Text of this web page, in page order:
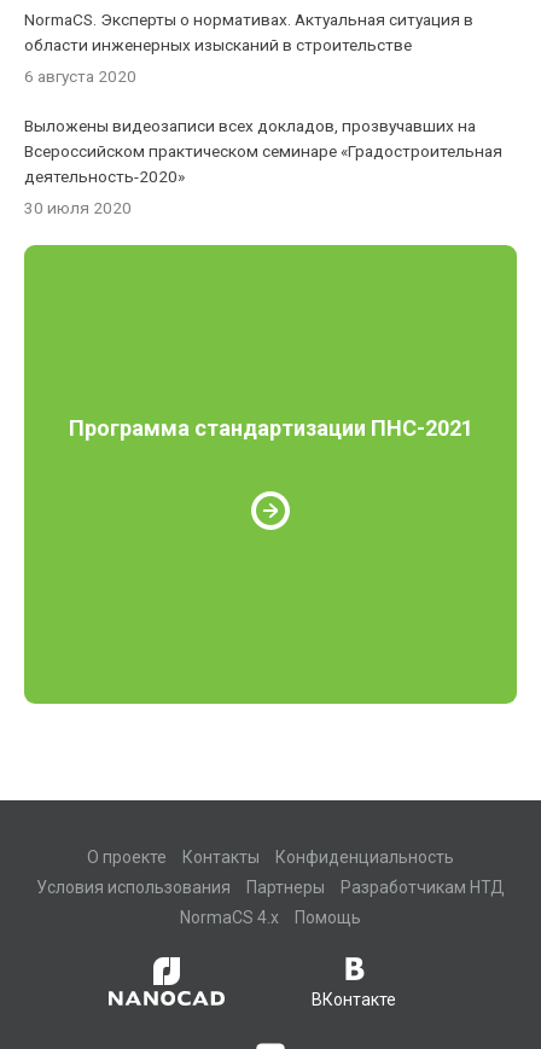
NormaCS. Эксперты о нормативах. Актуальная ситуация в
области инженерных изысканий в строительстве
6 августа 2020
Выложены видеозаписи всех докладов, прозвучавших на
Всероссийском практическом семинаре «Градостроительная
деятельность-2020»
30 июля 2020
Программа стандартизации ПНС-2021
О проекте Контакты
Конфиденциальность
Условия использования
Партнеры
Разработчикам НТД
NormaCS 4.x
Помощь
ВКонтакте